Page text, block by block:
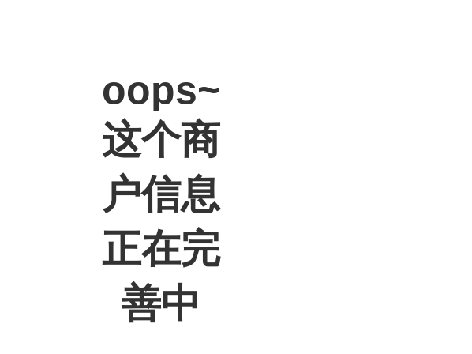
oops~
这个商
户信息
正在完
善中